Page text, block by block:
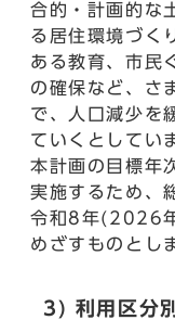
合的・計画的な
る居住環境づく
ある教育、市民
の確保など、さ
で、人口減少を
ていくとしてい
本計画の目標年
実施するため、
令和8年(2026
めざすものとし
3) 利用区分